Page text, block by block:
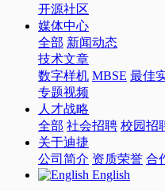
开源社区
媒体中心
全部 新闻动态
技术文章
数字样机 MBSE 最佳
专题视频
人才战略
全部 社会招聘 校园招
关于迪捷
公司简介 资质荣誉 合
English